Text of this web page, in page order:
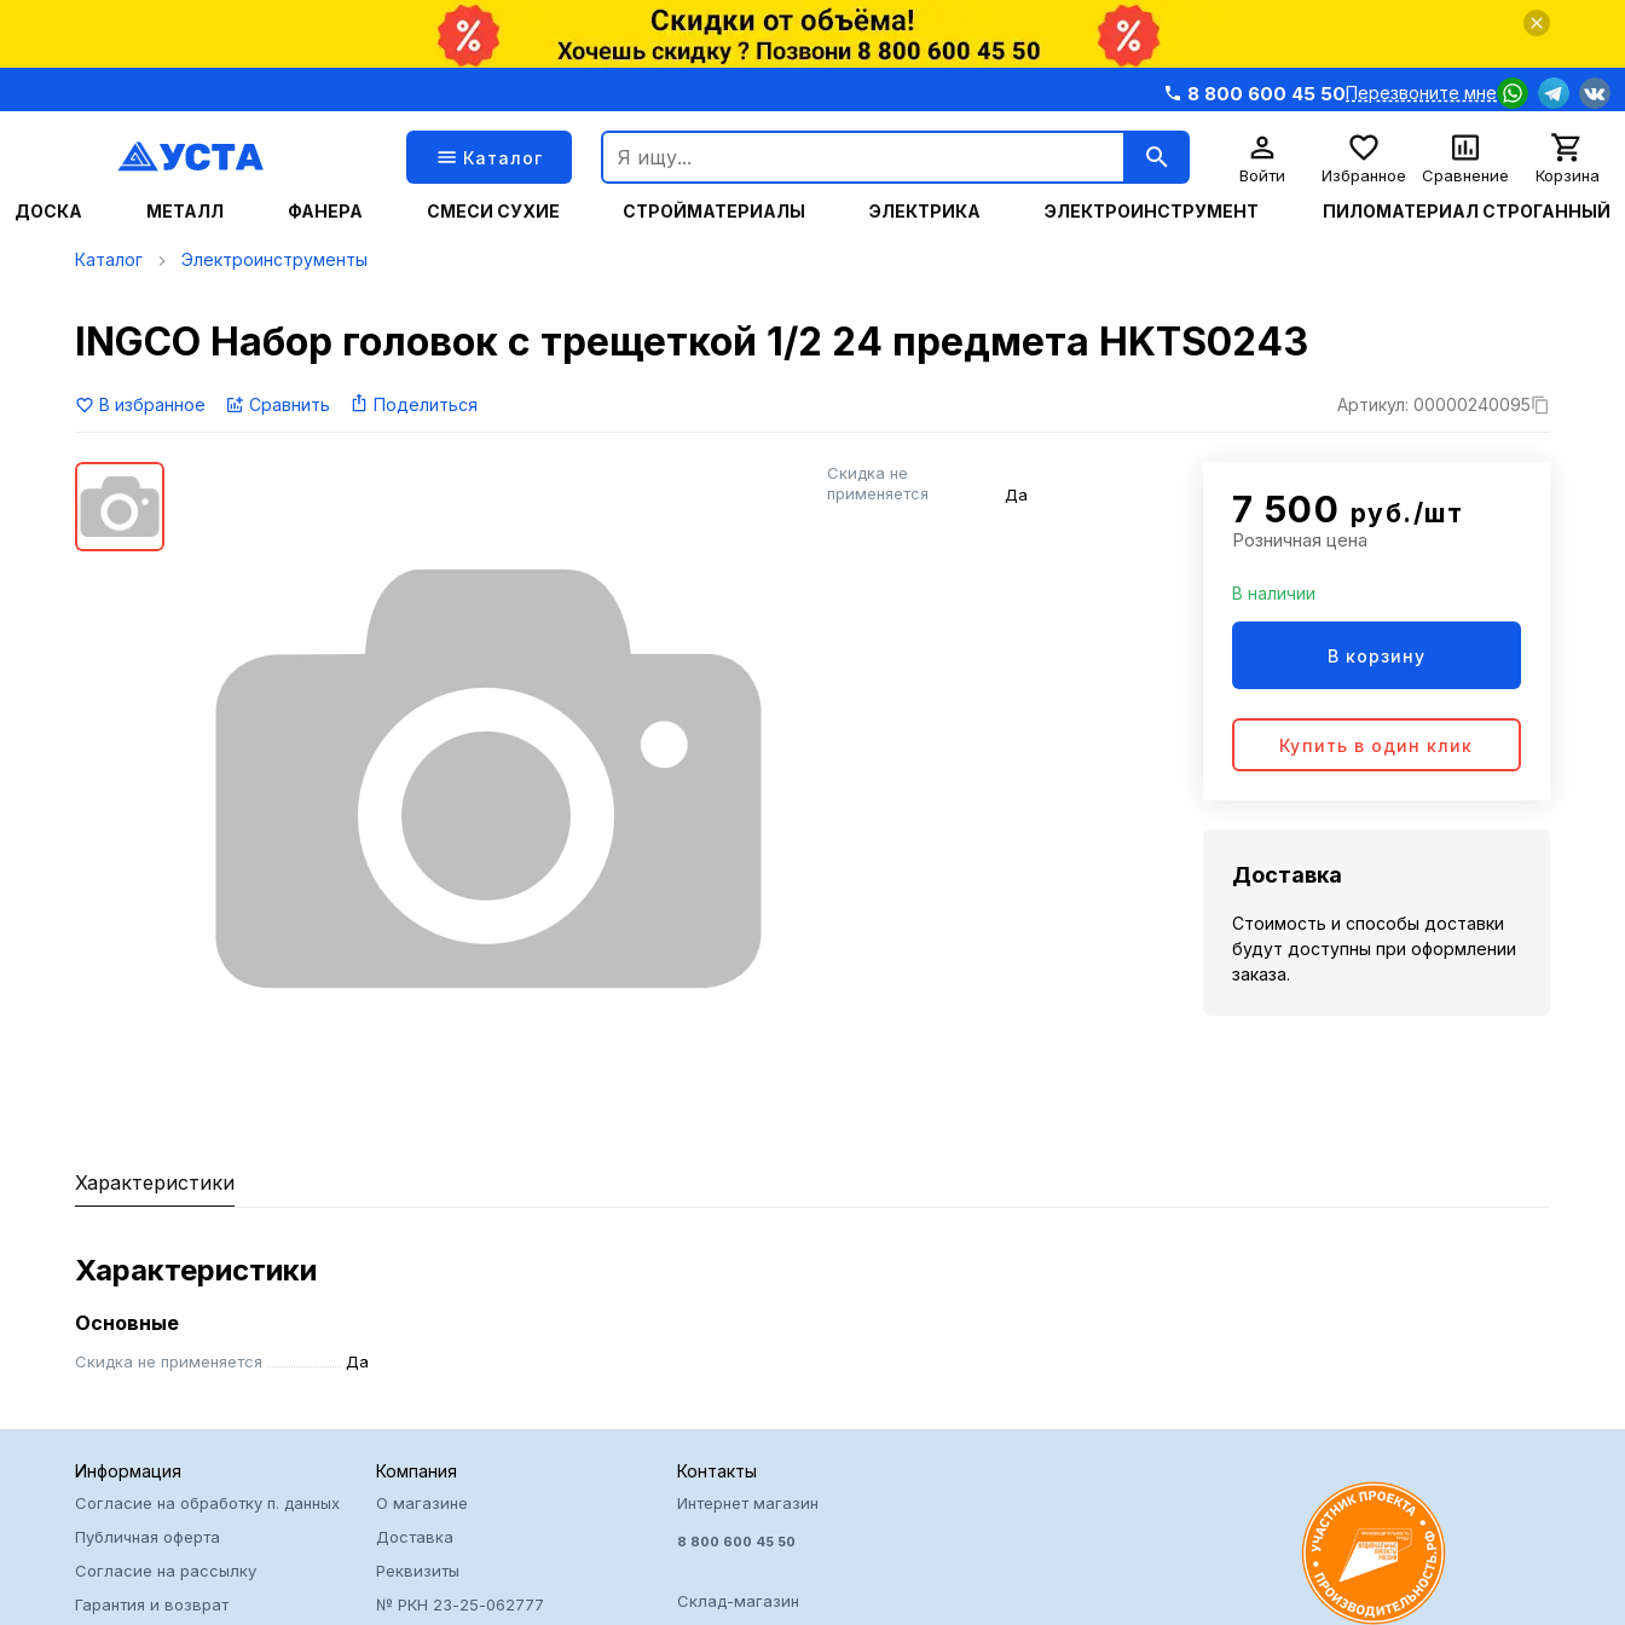
8 800 600 45 50Перезвоните мне
Каталог
Войти Избранное Сравнение Корзина
ДОСКА МЕТАЛЛ ФАНЕРА СМЕСИ СУХИЕ СТРОЙМАТЕРИАЛЫ ЭЛЕКТРИКА ЭЛЕКТРОИНСТРУМЕНТ ПИЛОМАТЕРИАЛ СТРОГАННЫЙ
Каталог Электроинструменты
INGCO Набор головок с трещеткой 1/2 24 предмета HKTS0243
В избранное Сравнить Поделиться Артикул: 00000240095
Скидка не
применяется
Да 7 500 руб./шт
Розничная цена
В наличии
В корзину
Купить в один клик
Доставка
Стоимость и способы доставки
будут доступны при оформлении
заказа.
Характеристики
Характеристики
Основные
Скидка не применяется Да
Информация
Согласие на обработку п. данных
Публичная оферта
Согласие на рассылку
Гарантия и возврат
Компания
О магазине
Доставка
Реквизиты
№ РКН 23-25-062777
Контакты
Интернет магазин
8 800 600 45 50
Склад-магазин